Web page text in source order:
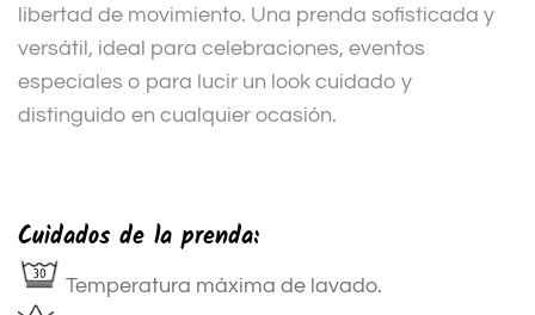
libertad de movimiento. Una prenda sofisticada y
versátil, ideal para celebraciones, eventos
especiales o para lucir un look cuidado y
distinguido en cualquier ocasión.
Cuidados de la prenda:
Temperatura máxima de lavado.